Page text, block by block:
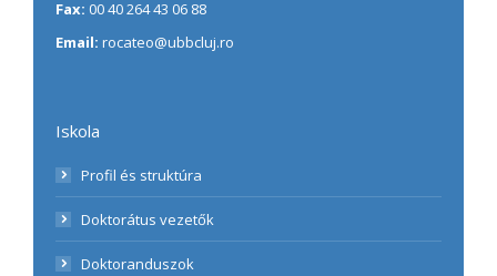
Fax: 00 40 264 43 06 88
Email: rocateo@ubbcluj.ro
Iskola
Profil és struktúra
Doktorátus vezetők
Doktoranduszok